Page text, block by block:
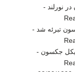
نورلند -
تبرئه شد -
جکسون -